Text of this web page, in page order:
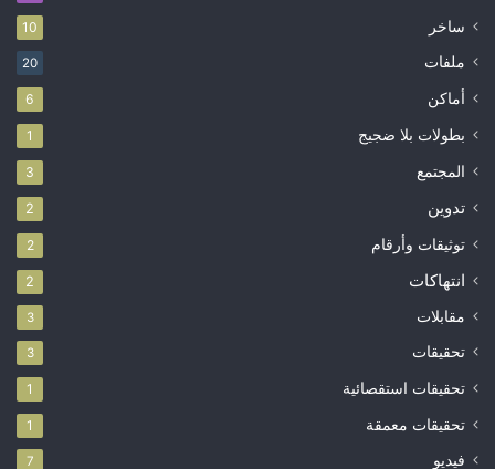
ساخر 10
ملفات 20
أماكن 6
بطولات بلا ضجيج 1
المجتمع 3
تدوين 2
توثيقات وأرقام 2
انتهاكات 2
مقابلات 3
تحقيقات 3
تحقيقات استقصائية 1
تحقيقات معمقة 1
فيديو 7